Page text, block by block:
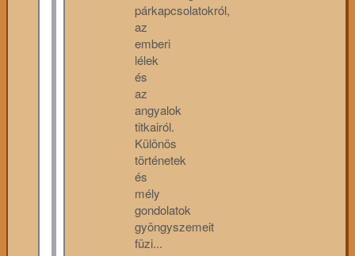
párkapcsolatokról,
az
emberi
lélek
és
az
angyalok
titkairól.
Különös
történetek
és
mély
gondolatok
gyöngyszemeit
füzi...